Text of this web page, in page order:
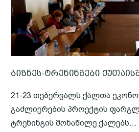
ბიზნეს-ტრენინგები
21-23 თებერვალს ქალთა
გაძლიერების პროექტის
ტრენინგის მონაწილე ქალებს...